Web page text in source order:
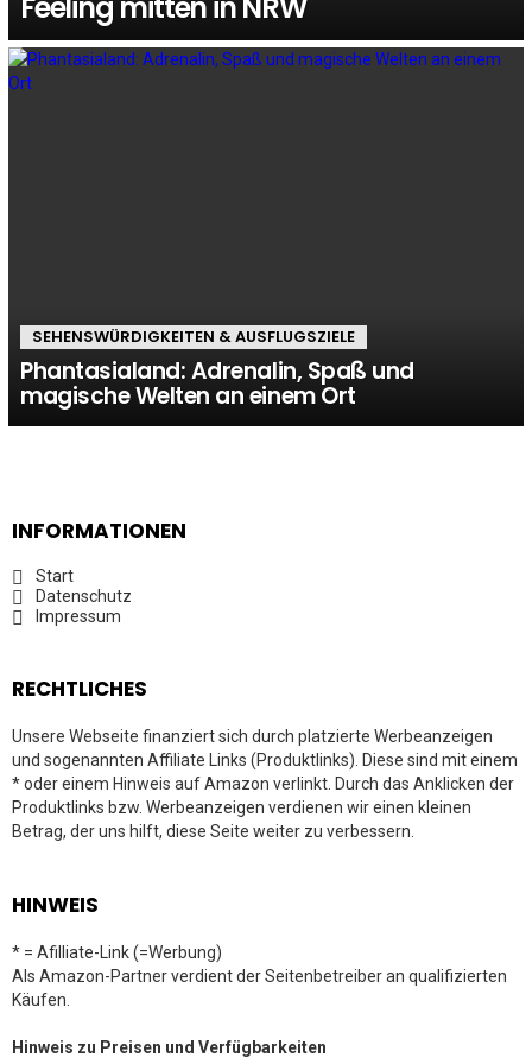
SEHENSWÜRDIGKEITEN & AUSFLUGSZIELE
Phantasialand: Adrenalin, Spaß und
magische Welten an einem Ort
INFORMATIONEN
Start
Datenschutz
Impressum
RECHTLICHES
Unsere Webseite finanziert sich durch platzierte Werbeanzeigen
und sogenannten Affiliate Links (Produktlinks). Diese sind mit einem
* oder einem Hinweis auf Amazon verlinkt. Durch das Anklicken der
Produktlinks bzw. Werbeanzeigen verdienen wir einen kleinen
Betrag, der uns hilft, diese Seite weiter zu verbessern.
HINWEIS
* = Afilliate-Link (=Werbung)
Als Amazon-Partner verdient der Seitenbetreiber an qualifizierten
Käufen.
Hinweis zu Preisen und Verfügbarkeiten